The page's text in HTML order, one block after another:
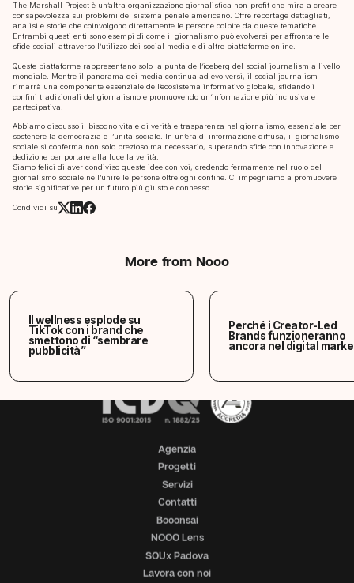
The Marshall Project è un’altra organizzazione giornalistica non-profit che mira a creare
consapevolezza sui problemi del sistema penale americano. Offre reportage dettagliati,
analisi e storie che coinvolgono direttamente le persone colpite da queste tematiche.
Entrambi questi enti sono esempi di come il giornalismo può evolversi per affrontare le
sfide sociali attraverso l’utilizzo dei social media e di altre piattaforme online.
Queste piattaforme rappresentano solo la punta dell’iceberg del social journalism a livello
mondiale. Mentre il panorama dei media continua ad evolversi, il social journalism
rimarrà una componente essenziale dell’ecosistema informativo globale, sfidando i
confini tradizionali del giornalismo e promuovendo un’informazione più inclusiva e
partecipativa.
Abbiamo discusso il bisogno vitale di verità e trasparenza nel giornalismo, essenziale per
sostenere la democrazia e l’unità sociale. In un’era di informazione diffusa, il giornalismo
sociale si conferma non solo prezioso ma necessario, superando sfide con innovazione e
dedizione per portare alla luce la verità.
Siamo felici di aver condiviso queste idee con voi, credendo fermamente nel ruolo del
giornalismo sociale nell’unire le persone oltre ogni confine. Ci impegniamo a promuovere
storie significative per un futuro più giusto e connesso.
Condividi su
More from Nooo
wellness esplode su
TikTokcon i brand che
smettono di “sembrare
pubblicità”
Perché i Creator-Led
Brandsfunzioneranno
ancora nel digital
Via Fornaci 136, Padova (Italy)
T. (+39) 049 2701281
Azienda certificata ISO 9001:2015
Agenzia
Progetti
Servizi
Contatti
Booonsai
NOOO Lens
SOUx Padova
Lavora con noi